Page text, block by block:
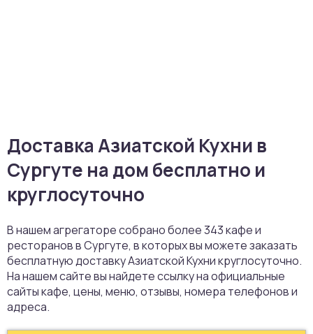
Доставка Азиатской Кухни в
Сургуте на дом бесплатно и
круглосуточно
В нашем агрегаторе собрано более 343 кафе и
ресторанов в Сургуте, в которых вы можете заказать
бесплатную доставку Азиатской Кухни круглосуточно.
На нашем сайте вы найдете ссылку на официальные
сайты кафе, цены, меню, отзывы, номера телефонов и
адреса.